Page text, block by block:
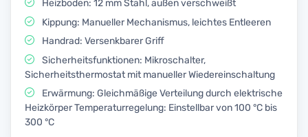
Heizboden: 12 mm Stahl, außen verschweißt
Kippung: Manueller Mechanismus, leichtes Entleeren
Handrad: Versenkbarer Griff
Sicherheitsfunktionen: Mikroschalter,
Sicherheitsthermostat mit manueller Wiedereinschaltung
Erwärmung: Gleichmäßige Verteilung durch elektrische
Heizkörper Temperaturregelung: Einstellbar von 100 °C bis
300 °C